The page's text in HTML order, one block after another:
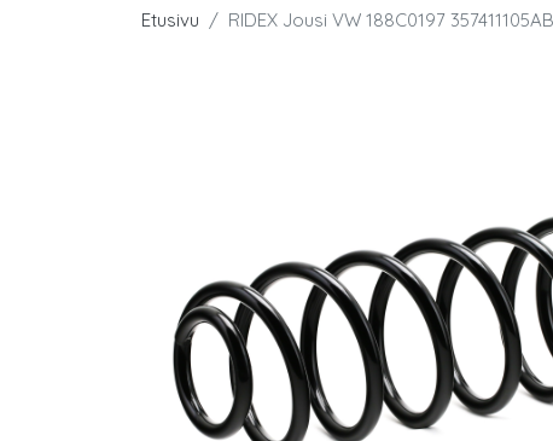
Etusivu RIDEX Jousi VW 188C0197